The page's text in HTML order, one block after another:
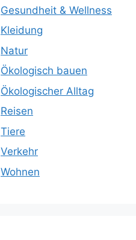
Gesundheit & Wellness
Kleidung
Natur
Ökologisch bauen
Ökologischer Alltag
Reisen
Tiere
Verkehr
Wohnen